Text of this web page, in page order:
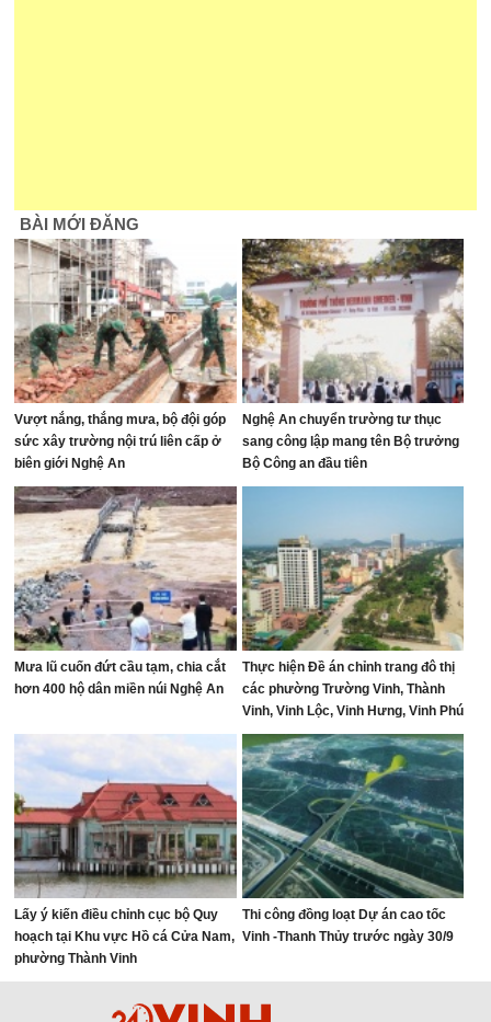
BÀI MỚI ĐĂNG
Vượt nắng, thắng mưa, bộ đội góp
sức xây trường nội trú liên cấp ở
biên giới Nghệ An
Nghệ An chuyển trường tư thục
sang công lập mang tên Bộ trưởng
Bộ Công an đầu tiên
Mưa lũ cuốn đứt cầu tạm, chia cắt
hơn 400 hộ dân miền núi Nghệ An
Thực hiện Đề án chỉnh trang đô thị
các phường Trường Vinh, Thành
Vinh, Vinh Lộc, Vinh Hưng, Vinh Phú
và Cửa Lò giai đoạn 2026 – 2030
Lấy ý kiến điều chỉnh cục bộ Quy
hoạch tại Khu vực Hồ cá Cửa Nam,
phường Thành Vinh
Thi công đồng loạt Dự án cao tốc
Vinh -Thanh Thủy trước ngày 30/9